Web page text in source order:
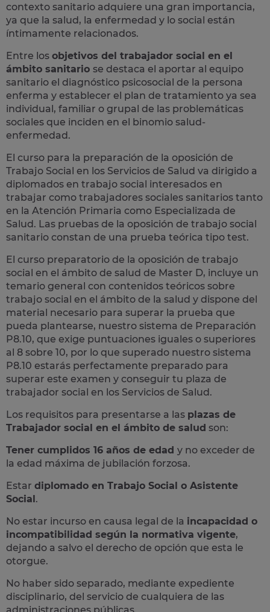
contexto sanitario adquiere una gran importancia,
ya que la salud, la enfermedad y lo social están
íntimamente relacionados.
Entre los objetivos del trabajador social en el
ámbito sanitario se destaca el aportar al equipo
sanitario el diagnóstico psicosocial de la persona
enferma y establecer el plan de tratamiento ya sea
individual, familiar o grupal de las problemáticas
sociales que inciden en el binomio salud-
enfermedad.
El curso para la preparación de la oposición de
Trabajo Social en los Servicios de Salud va dirigido a
diplomados en trabajo social interesados en
trabajar como trabajadores sociales sanitarios tanto
en la Atención Primaria como Especializada de
Salud. Las pruebas de la oposición de trabajo social
sanitario constan de una prueba teórica tipo test.
El curso preparatorio de la oposición de trabajo
social en el ámbito de salud de Master D, incluye un
temario general con contenidos teóricos sobre
trabajo social en el ámbito de la salud y dispone del
material necesario para superar la prueba que
pueda plantearse, nuestro sistema de Preparación
P8.10, que exige puntuaciones iguales o superiores
al 8 sobre 10, por lo que superado nuestro sistema
P8.10 estarás perfectamente preparado para
superar este examen y conseguir tu plaza de
trabajador social en los Servicios de Salud.
Los requisitos para presentarse a las plazas de
Trabajador social en el ámbito de salud son:
Tener cumplidos 16 años de edad y no exceder de
la edad máxima de jubilación forzosa.
Estar diplomado en Trabajo Social o Asistente
Social.
No estar incurso en causa legal de la incapacidad o
incompatibilidad según la normativa vigente,
dejando a salvo el derecho de opción que esta le
otorgue.
No haber sido separado, mediante expediente
disciplinario, del servicio de cualquiera de las